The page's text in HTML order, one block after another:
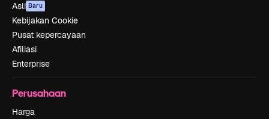
Asli Baru
Kebijakan Cookie
Pusat kepercayaan
Afiliasi
Enterprise
Perusahaan
Harga